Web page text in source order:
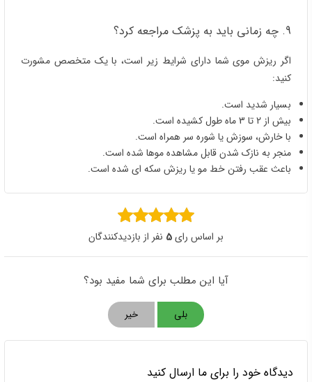
9. چه زمانی باید به پزشک مراجعه کرد؟
اگر ریزش موی شما دارای شرایط زیر است، با یک متخصص مشورت
کنید:
بسیار شدید است.
بیش از 2 تا 3 ماه طول کشیده است.
با خارش، سوزش یا شوره سر همراه است.
منجر به نازک شدن قابل مشاهده موها شده است.
باعث عقب رفتن خط مو یا ریزش سکه ای شده است.
بر اساس رای5 نفر از بازدیدکنندگان
آیا این مطلب برای شما مفید بود؟
بلی خیر
دیدگاه خود را برای ما ارسال کنید